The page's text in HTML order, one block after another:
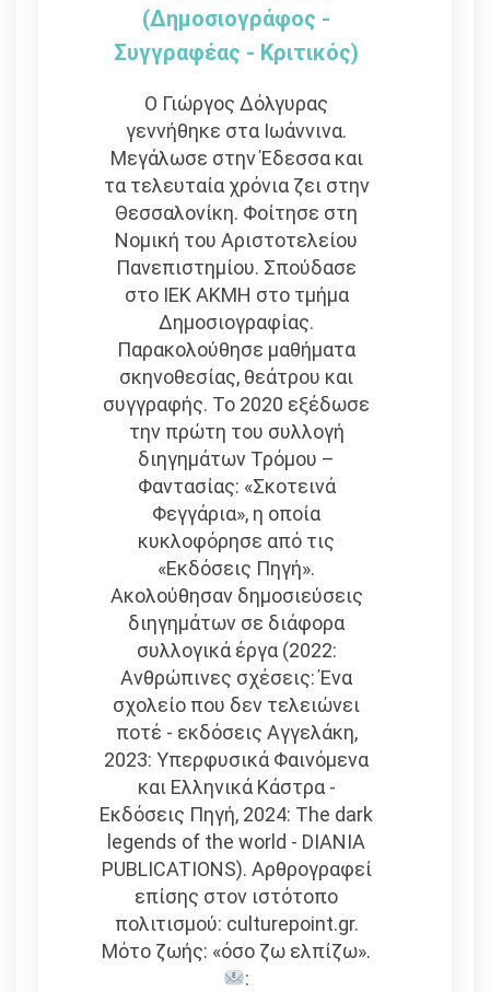
(Δημοσιογράφος -
Συγγραφέας - Kριτικός)
Ο Γιώργος Δόλγυρας
γεννήθηκε στα Ιωάννινα.
Μεγάλωσε στην Έδεσσα και
τα τελευταία χρόνια ζει στην
Θεσσαλονίκη. Φοίτησε στη
Νομική του Αριστοτελείου
Πανεπιστημίου. Σπούδασε
στο ΙΕΚ ΑΚΜΗ στο τμήμα
Δημοσιογραφίας.
Παρακολούθησε μαθήματα
σκηνοθεσίας, θεάτρου και
συγγραφής. Το 2020 εξέδωσε
την πρώτη του συλλογή
διηγημάτων Τρόμου –
Φαντασίας: «Σκοτεινά
Φεγγάρια», η οποία
κυκλοφόρησε από τις
«Εκδόσεις Πηγή».
Ακολούθησαν δημοσιεύσεις
διηγημάτων σε διάφορα
συλλογικά έργα (2022:
Ανθρώπινες σχέσεις: Ένα
σχολείο που δεν τελειώνει
ποτέ - εκδόσεις Αγγελάκη,
2023: Υπερφυσικά Φαινόμενα
και Ελληνικά Κάστρα -
Εκδόσεις Πηγή, 2024: The dark
legends of the world - DIANIA
PUBLICATIONS). Αρθρογραφεί
επίσης στον ιστότοπο
πολιτισμού: culturepoint.gr.
Μότο ζωής: «όσο ζω ελπίζω».
: